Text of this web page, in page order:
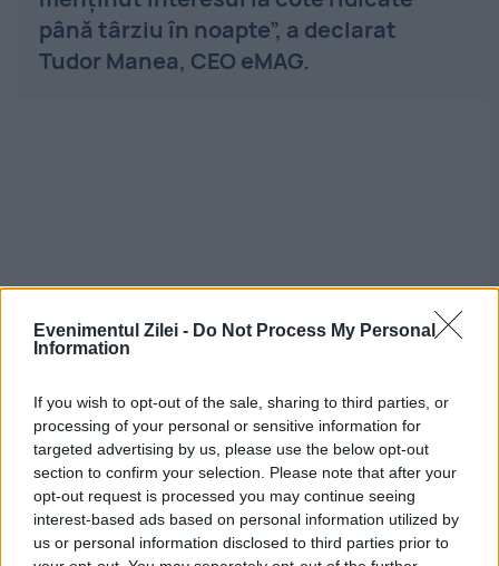
Evenimentul Zilei - Do Not Process My Personal
Information
If you wish to opt-out of the sale, sharing to third parties, or
processing of your personal or sensitive information for
targeted advertising by us, please use the below opt-out
section to confirm your selection. Please note that after your
opt-out request is processed you may continue seeing
interest-based ads based on personal information utilized by
us or personal information disclosed to third parties prior to
până târziu în noapte”, a declarat
Tudor Manea, CEO eMAG.
Potirvit datelor eMAG, peste 38% dintre
clienţii care au comandat de Black Friday au
avut un abonament Genius. Acesta permite
livrarea gratuită, dar și o serie de oferte